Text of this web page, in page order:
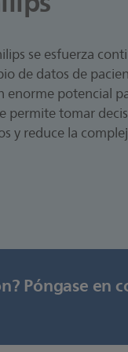
se esfuerza
de datos de
enorme potencial
tomar
y reduce la
Póngase en